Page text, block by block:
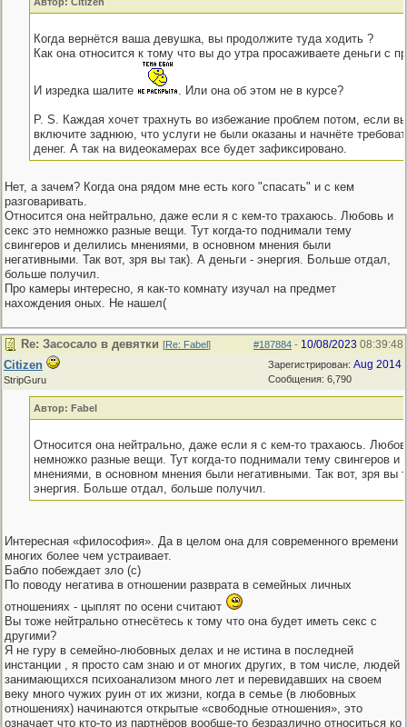
Когда вернётся ваша девушка, вы продолжите туда ходить ?
Как она относится к тому что вы до утра просаживаете деньги с
И изредка шалите . Или она об этом не в курсе?
P. S. Каждая хочет трахнуть во избежание проблем потом, если
включите заднюю, что услуги не были оказаны и начнёте
денег. А так на видеокамерах все будет зафиксировано.
Нет, а зачем? Когда она рядом мне есть кого "спасать" и с кем
разговаривать.
Относится она нейтрально, даже если я с кем-то трахаюсь. Любовь и
секс это немножко разные вещи. Тут когда-то поднимали тему
свингеров и делились мнениями, в основном мнения были
негативными. Так вот, зря вы так). А деньги - энергия. Больше отдал,
больше получил.
Про камеры интересно, я как-то комнату изучал на предмет
нахождения оных. Не нашел(
#187884 - 10/08/2023 08:39:48
Re: Засосало в девятки [Re: Fabel]
Зарегистрирован: Aug 2014
Сообщения: 6,790
Citizen
StripGuru
Автор: Fabel
Относится она нейтрально, даже если я с кем-то трахаюсь.
немножко разные вещи. Тут когда-то поднимали тему свингеров и
мнениями, в основном мнения были негативными. Так вот, зря вы
энергия. Больше отдал, больше получил.
Интересная «философия». Да в целом она для современного времени
многих более чем устраивает.
Бабло побеждает зло (с)
По поводу негатива в отношении разврата в семейных личных
отношениях - цыплят по осени считают
Вы тоже нейтрально отнесётесь к тому что она будет иметь секс с
другими?
Я не гуру в семейно-любовных делах и не истина в последней
инстанции , я просто сам знаю и от многих других, в том числе, людей
занимающихся психоанализом много лет и перевидавших на своем
веку много чужих руин от их жизни, когда в семье (в любовных
отношениях) начинаются открытые «свободные отношения», это
означает что кто-то из партнёров вообще-то безразлично относиться ко